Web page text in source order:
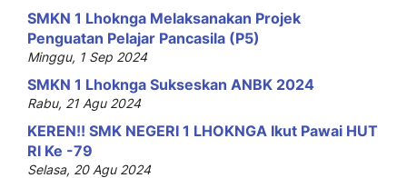
SMKN 1 Lhoknga Melaksanakan Projek
Penguatan Pelajar Pancasila (P5)
Minggu, 1 Sep 2024
SMKN 1 Lhoknga Sukseskan ANBK 2024
Rabu, 21 Agu 2024
KEREN!! SMK NEGERI 1 LHOKNGA Ikut Pawai HUT
RI Ke -79
Selasa, 20 Agu 2024